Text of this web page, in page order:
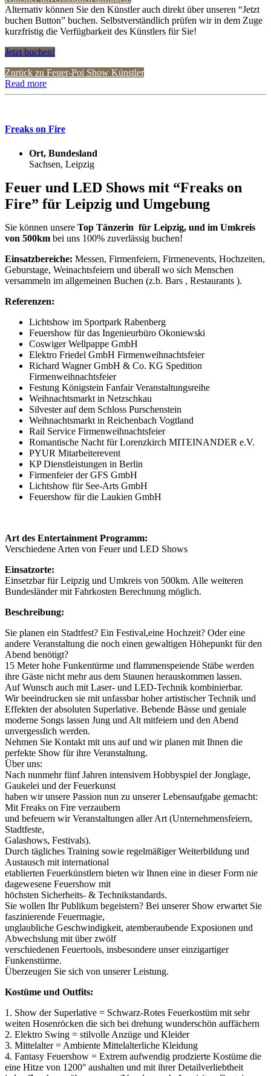
Alternativ können Sie den Künstler auch direkt über unseren “Jetzt
buchen Button” buchen. Selbstverständlich prüfen wir in dem Zuge
kurzfristig die Verfügbarkeit des Künstlers für Sie!
Jetzt buchen!
Zurück zu Feuer-Poi Show Künstler
Read more
Freaks on Fire
Ort, Bundesland
Sachsen, Leipzig
Feuer und LED Shows mit “Freaks on
Fire” für Leipzig und Umgebung
Sie können unsere Top Tänzerin für Leipzig, und im Umkreis
von 500km bei uns 100% zuverlässig buchen!
Einsatzbereiche: Messen, Firmenfeiern, Firmenevents, Hochzeiten,
Geburstage, Weinachtsfeiern und überall wo sich Menschen
versammeln im allgemeinen Buchen (z.b. Bars , Restaurants ).
Referenzen:
Lichtshow im Sportpark Rabenberg
Feuershow für das Ingenieurbüro Okoniewski
Coswiger Wellpappe GmbH
Elektro Friedel GmbH Firmenweihnachtsfeier
Richard Wagner GmbH & Co. KG Spedition
Firmenweihnachtsfeier
Festung Königstein Fanfair Veranstaltungsreihe
Weihnachtsmarkt in Netzschkau
Silvester auf dem Schloss Purschenstein
Weihnachtsmarkt in Reichenbach Vogtland
Rail Service Firmenweihnachtsfeier
Romantische Nacht für Lorenzkirch MITEINANDER e.V.
PYUR Mitarbeiterevent
KP Dienstleistungen in Berlin
Firmenfeier der GFS GmbH
Lichtshow für See-Arts GmbH
Feuershow für die Laukien GmbH
Art des Entertainment Programm:
Verschiedene Arten von Feuer und LED Shows
Einsatzorte:
Einsetzbar für Leipzig und Umkreis von 500km. Alle weiteren
Bundesländer mit Fahrkosten Berechnung möglich.
Beschreibung:
Sie planen ein Stadtfest? Ein Festival,eine Hochzeit? Oder eine
andere Veranstaltung die noch einen gewaltigen Höhepunkt für den
Abend benötigt?
15 Meter hohe Funkentürme und flammenspeiende Stäbe werden
ihre Gäste nicht mehr aus dem Staunen herauskommen lassen.
Auf Wunsch auch mit Laser- und LED-Technik kombinierbar.
Wir beeindrucken sie mit unfassbar hoher artistischer Technik und
Effekten der absoluten Superlative. Bebende Bässe und geniale
moderne Songs lassen Jung und Alt mitfeiern und den Abend
unvergesslich werden.
Nehmen Sie Kontakt mit uns auf und wir planen mit Ihnen die
perfekte Show für ihre Veranstaltung.
Über uns:
Nach nunmehr fünf Jahren intensivem Hobbyspiel der Jonglage,
Gaukelei und der Feuerkunst
haben wir unsere Passion nun zu unserer Lebensaufgabe gemacht:
Mit Freaks on Fire verzaubern
und befeuern wir Veranstaltungen aller Art (Unternehmensfeiern,
Stadtfeste,
Galashows, Festivals).
Durch tägliches Training sowie regelmäßiger Weiterbildung und
Austausch mit international
etablierten Feuerkünstlern bieten wir Ihnen eine in dieser Form nie
dagewesene Feuershow mit
höchsten Sicherheits- & Technikstandards.
Sie wollen Ihr Publikum begeistern? Bei unserer Show erwartet Sie
faszinierende Feuermagie,
unglaubliche Geschwindigkeit, atemberaubende Exposionen und
Abwechslung mit über zwölf
verschiedenen Feuertools, insbesondere unser einzigartiger
Funkenstürme.
Überzeugen Sie sich von unserer Leistung.
Kostüme und Outfits:
1. Show der Superlative = Schwarz-Rotes Feuerkostüm mit sehr
weiten Hosenröcken die sich bei drehung wunderschön auffächern
2. Elektro Swing = stilvolle Anzüge und Kleider
3. Mittelalter = Ambiente Mittelalterliche Kleidung
4. Fantasy Feuershow = Extrem aufwendig prodzierte Kostüme die
eine Hitze von 1200° aushalten und mit ihrer Detailverliebtheit